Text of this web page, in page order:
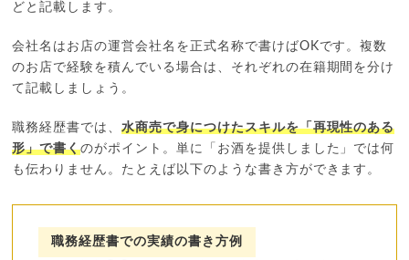
どと記載します。
会社名はお店の運営会社名を正式名称で書けばOKです。複数
のお店で経験を積んでいる場合は、それぞれの在籍期間を分け
て記載しましょう。
職務経歴書では、水商売で身につけたスキルを「再現性のある
形」で書くのがポイント。単に「お酒を提供しました」では何
も伝わりません。たとえば以下のような書き方ができます。
職務経歴書での実績の書き方例